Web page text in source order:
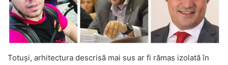
Totuși, arhitectura descrisă mai sus ar fi rămas izolată în